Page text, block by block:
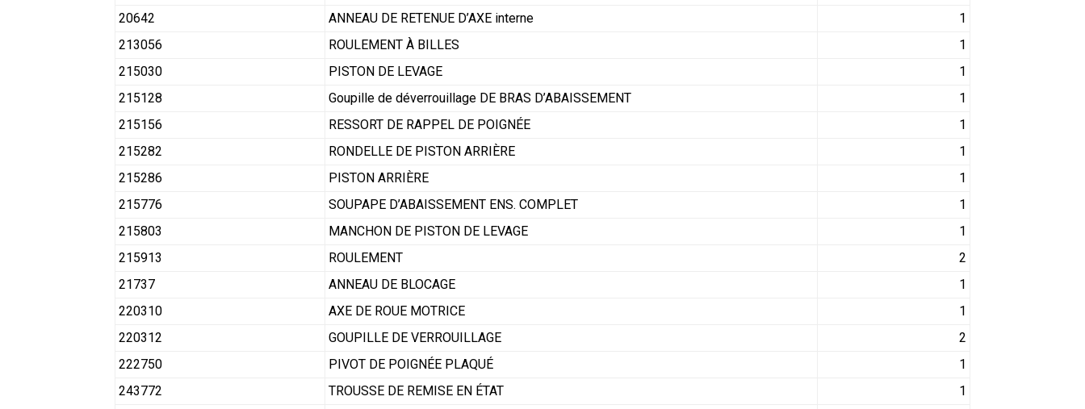
20642
ANNEAU DE RETENUE D’AXE interne
1
213056
ROULEMENT À BILLES
1
215030
PISTON DE LEVAGE
1
215128
Goupille de déverrouillage DE BRAS D’ABAISSEMENT
1
215156
RESSORT DE RAPPEL DE POIGNÉE
1
215282
RONDELLE DE PISTON ARRIÈRE
1
215286
PISTON ARRIÈRE
1
215776
SOUPAPE D’ABAISSEMENT ENS. COMPLET
1
215803
MANCHON DE PISTON DE LEVAGE
1
215913
ROULEMENT
2
21737
ANNEAU DE BLOCAGE
1
220310
AXE DE ROUE MOTRICE
1
220312
GOUPILLE DE VERROUILLAGE
2
222750
PIVOT DE POIGNÉE PLAQUÉ
1
243772
TROUSSE DE REMISE EN ÉTAT
1